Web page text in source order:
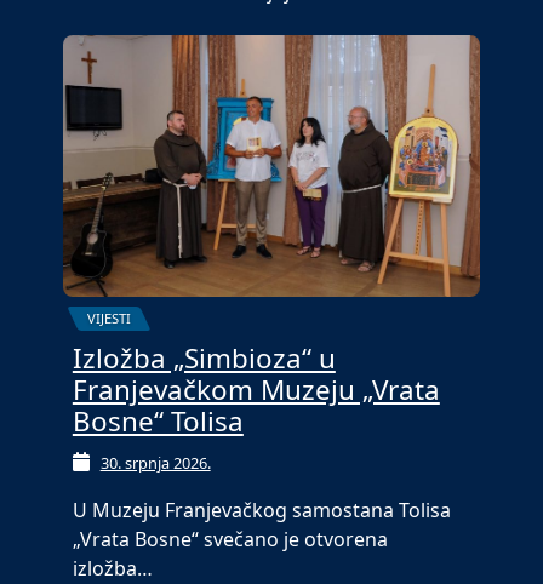
VIJESTI
Izložba „Simbioza“ u
Franjevačkom Muzeju „Vrata
Bosne“ Tolisa
30. srpnja 2026.
U Muzeju Franjevačkog samostana Tolisa
„Vrata Bosne“ svečano je otvorena
izložba…